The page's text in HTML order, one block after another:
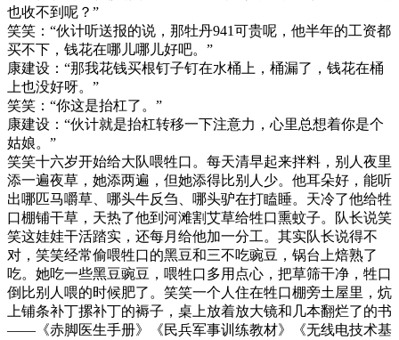
也收不到呢？”
笑笑：“伙计听送报的说，那牡丹941可贵呢，他半年的工资都
买不下，钱花在哪儿哪儿好吧。”
康建设：“那我花钱买根钉子钉在水桶上，桶漏了，钱花在桶
上也没好呀。”
笑笑：“你这是抬杠了。”
康建设：“伙计就是抬杠转移一下注意力，心里总想着你是个
姑娘。”
笑笑十六岁开始给大队喂牲口。每天清早起来拌料，别人夜里
添一遍夜草，她添两遍，但她添得比别人少。他耳朵好，能听
出哪匹马嚼草、哪头牛反刍、哪头驴在打瞌睡。天冷了他给牲
口棚铺干草，天热了他到河滩割艾草给牲口熏蚊子。队长说笑
笑这娃娃干活踏实，还每月给他加一分工。其实队长说得不
对，笑笑经常偷喂牲口的黑豆和三不吃豌豆，锅台上焙熟了
吃。她吃一些黑豆豌豆，喂牲口多用点心，把草筛干净，牲口
倒比别人喂的时候肥了。笑笑一个人住在牲口棚旁土屋里，炕
上铺条补丁摞补丁的褥子，桌上放着放大镜和几本翻烂了的书
——《赤脚医生手册》《民兵军事训练教材》《无线电技术基